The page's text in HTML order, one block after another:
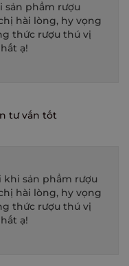
sản phẩm rượu
hài lòng, hy vọng
thức rượu thú vị
ạ!
tư vấn tốt
sản phẩm rượu
hài lòng, hy vọng
thức rượu thú vị
ạ!